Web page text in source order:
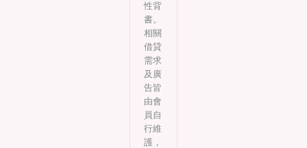
性背
書。
相關
借貸
需求
及廣
告皆
由會
員自
行維
護，